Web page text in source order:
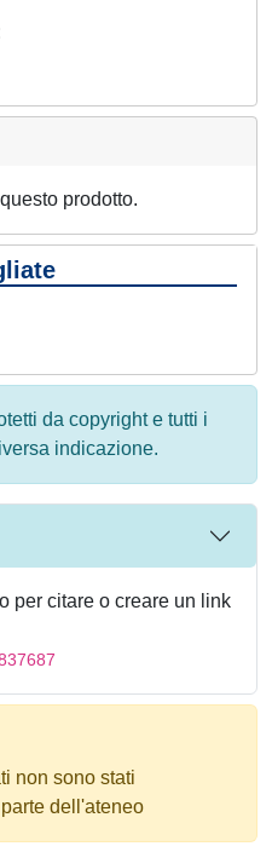
prodotto.
da copyright e tutti i
indicazione.
per citare o creare un link
non sono stati
dell'ateneo